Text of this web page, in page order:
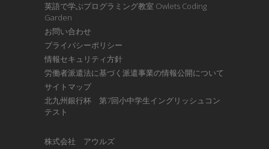
英語で学ぶプログラミング教室 Owlets Coding
Garden
お問い合わせ
プライバシーポリシー
情報セキュリティ方針
労働者派遣法に基づく派遣事業の情報公開について
サイトマップ
北九州銀行杯 第7回小中学生イングリッシュコン
テスト
株式会社 アウルズ